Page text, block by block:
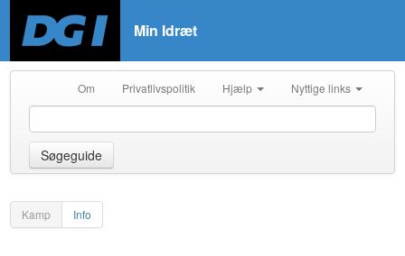
Min Idræt
Om Privatlivspolitik Hjælp Nyttige links
Søgeguide
Kamp Info